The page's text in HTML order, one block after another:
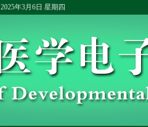
2025年3月6日 星期四